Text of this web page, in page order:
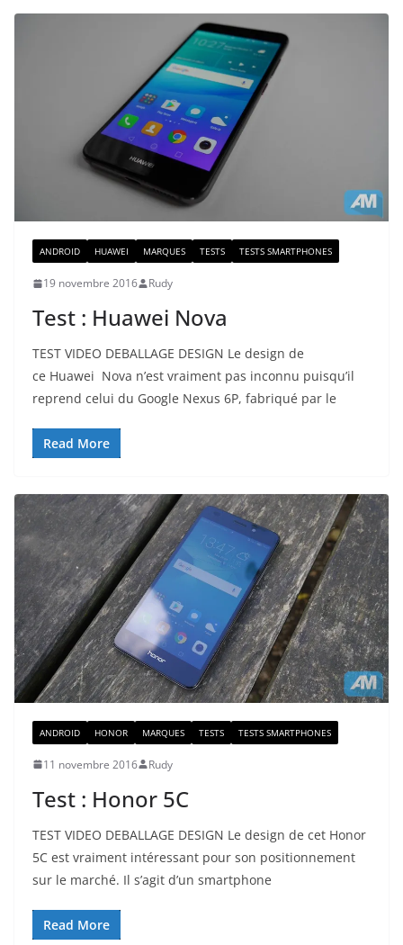
ANDROID HUAWEI MARQUES TESTS TESTS SMARTPHONES
19 novembre 2016 Rudy
Test : Huawei Nova
TEST VIDEO DEBALLAGE DESIGN Le design de
ce Huawei Nova n’est vraiment pas inconnu puisqu’il
reprend celui du Google Nexus 6P, fabriqué par le
Read More
ANDROID HONOR MARQUES TESTS TESTS SMARTPHONES
11 novembre 2016 Rudy
Test : Honor 5C
TEST VIDEO DEBALLAGE DESIGN Le design de cet Honor
5C est vraiment intéressant pour son positionnement
sur le marché. Il s’agit d’un smartphone
Read More